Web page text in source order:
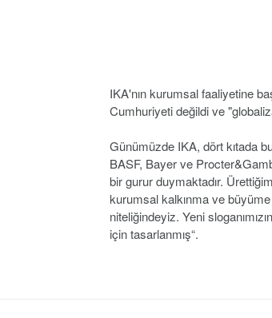
IKA'nın kurumsal faaliyetine
Cumhuriyeti değildi ve
Günümüzde IKA, dört kıtada
BASF, Bayer ve
bir gurur duymaktadır.
kurumsal kalkınma ve
niteliğindeyiz. Yeni
için tasarlanmış“.